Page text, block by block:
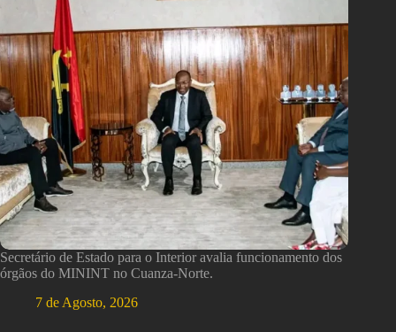
Secretário de Estado para o Interior avalia funcionamento dos
órgãos do MININT no Cuanza-Norte.
7 de Agosto, 2026